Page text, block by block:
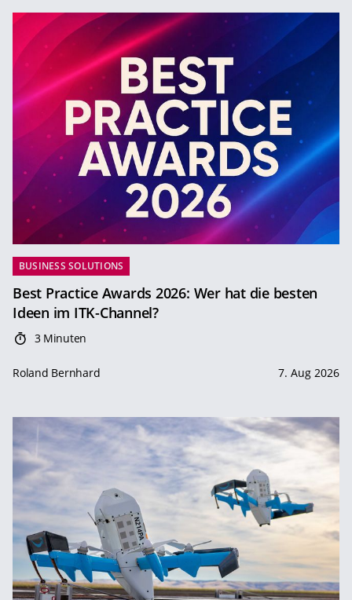
BUSINESS SOLUTIONS
Best Practice Awards 2026: Wer hat die besten
Ideen im ITK-Channel?
3 Minuten
Roland Bernhard 7. Aug 2026